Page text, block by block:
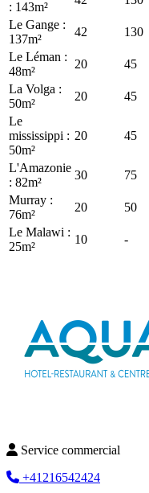
: 143m²
Le Gange :
137m²
42 130
Le Léman :
48m²
20 45
La Volga :
50m²
20 45
Le
mississippi :
50m²
20 45
L'Amazonie
: 82m²
30 75
Murray :
76m²
20 50
Le Malawi :
25m²
10 -
Service commercial
+41216542424